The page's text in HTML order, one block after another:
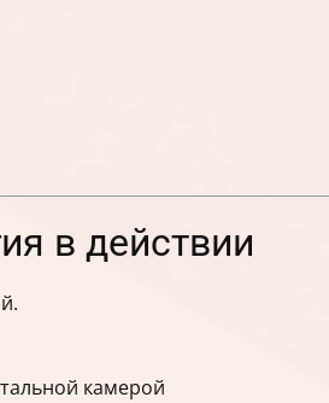
в действии
камерой